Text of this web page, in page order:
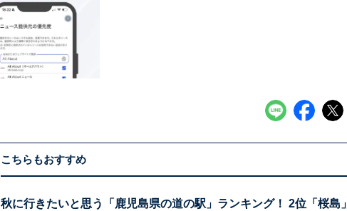
こちらもおすすめ
秋に行きたいと思う「鹿児島県の道の駅」ランキング！ 2位「桜島」